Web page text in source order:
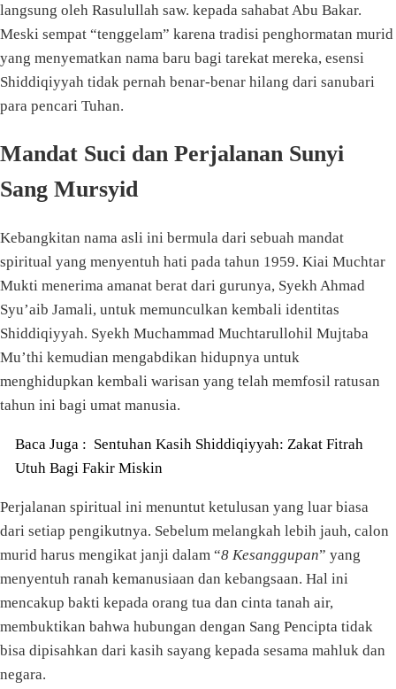
langsung oleh Rasulullah saw. kepada sahabat Abu Bakar.
Meski sempat “tenggelam” karena tradisi penghormatan murid
yang menyematkan nama baru bagi tarekat mereka, esensi
Shiddiqiyyah tidak pernah benar-benar hilang dari sanubari
para pencari Tuhan.
Mandat Suci dan Perjalanan Sunyi
Sang Mursyid
Kebangkitan nama asli ini bermula dari sebuah mandat
spiritual yang menyentuh hati pada tahun 1959. Kiai Muchtar
Mukti menerima amanat berat dari gurunya, Syekh Ahmad
Syu’aib Jamali, untuk memunculkan kembali identitas
Shiddiqiyyah. Syekh Muchammad Muchtarullohil Mujtaba
Mu’thi kemudian mengabdikan hidupnya untuk
menghidupkan kembali warisan yang telah memfosil ratusan
tahun ini bagi umat manusia.
Baca Juga : Sentuhan Kasih Shiddiqiyyah: Zakat Fitrah
Utuh Bagi Fakir Miskin
Perjalanan spiritual ini menuntut ketulusan yang luar biasa
dari setiap pengikutnya. Sebelum melangkah lebih jauh, calon
murid harus mengikat janji dalam “8 Kesanggupan” yang
menyentuh ranah kemanusiaan dan kebangsaan. Hal ini
mencakup bakti kepada orang tua dan cinta tanah air,
membuktikan bahwa hubungan dengan Sang Pencipta tidak
bisa dipisahkan dari kasih sayang kepada sesama mahluk dan
negara.